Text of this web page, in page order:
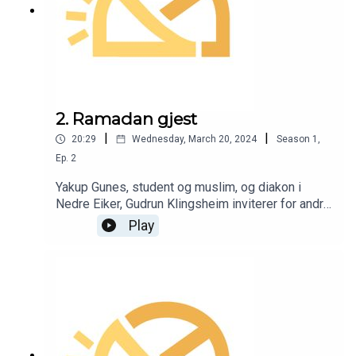
2. Ramadan gjest
20:29 | Wednesday, March 20, 2024 | Season 1 ,
Ep. 2
Yakup Gunes, student og muslim, og diakon i
Nedre Eiker, Gudrun Klingsheim inviterer for andre
år på rad til et åpent iftar-måltid på Nedre Eiker
menighetssenter. Måltidet er også en del av
Ramadan, «Ramadan gjest» og dialog.
Play